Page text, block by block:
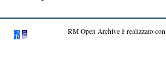
RM Open Archive è realizzato con